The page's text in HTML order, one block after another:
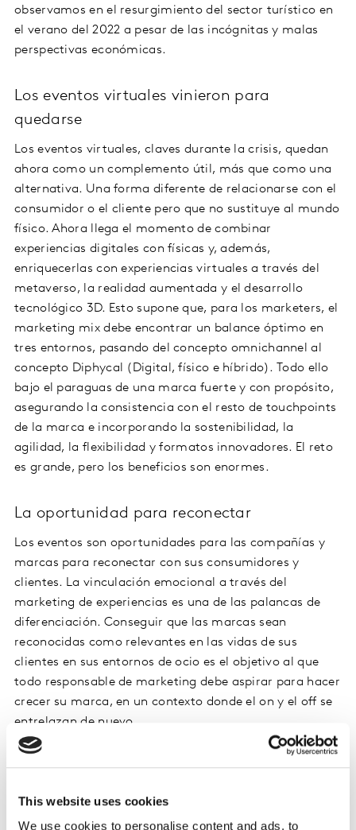
This website uses cookies
We use cookies to personalise content and ads, to
observamos en el resurgimiento del sector turístico en
el verano del 2022 a pesar de las incógnitas y malas
perspectivas económicas.
Los eventos virtuales vinieron para
quedarse
Los eventos virtuales, claves durante la crisis, quedan
ahora como un complemento útil, más que como una
alternativa. Una forma diferente de relacionarse con el
consumidor o el cliente pero que no sustituye al mundo
físico. Ahora llega el momento de combinar
experiencias digitales con físicas y, además,
enriquecerlas con experiencias virtuales a través del
metaverso, la realidad aumentada y el desarrollo
tecnológico 3D. Esto supone que, para los marketers, el
marketing mix debe encontrar un balance óptimo en
tres entornos, pasando del concepto omnichannel al
concepto Diphycal (Digital, físico e híbrido). Todo ello
bajo el paraguas de una marca fuerte y con propósito,
asegurando la consistencia con el resto de touchpoints
de la marca e incorporando la sostenibilidad, la
agilidad, la flexibilidad y formatos innovadores. El reto
es grande, pero los beneficios son enormes.
La oportunidad para reconectar
Los eventos son oportunidades para las compañías y
marcas para reconectar con sus consumidores y
clientes. La vinculación emocional a través del
marketing de experiencias es una de las palancas de
diferenciación. Conseguir que las marcas sean
reconocidas como relevantes en las vidas de sus
clientes en sus entornos de ocio es el objetivo al que
todo responsable de marketing debe aspirar para hacer
crecer su marca, en un contexto donde el on y el off se
entrelazan de nuevo.
ofrecer una experiencia de marca ganadora y
consistente a lo largo de las distintas interacciones.